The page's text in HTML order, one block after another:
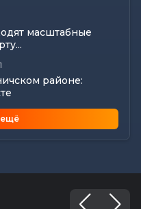
масштабные
районе:
области: без
из говядины, салат
ещё